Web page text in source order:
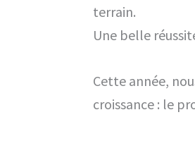
terrain.
Une belle
Cette année,
croissance : le